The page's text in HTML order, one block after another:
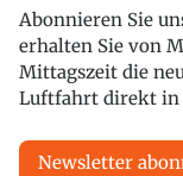
Abonnieren Sie
erhalten Sie von
Mittagszeit die
Luftfahrt direkt in
Newsletter